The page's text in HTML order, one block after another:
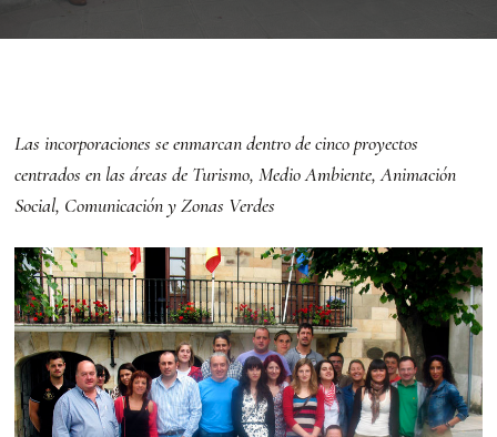
Las incorporaciones se enmarcan dentro de cinco proyectos
centrados en las áreas de Turismo, Medio Ambiente, Animación
Social, Comunicación y Zonas Verdes